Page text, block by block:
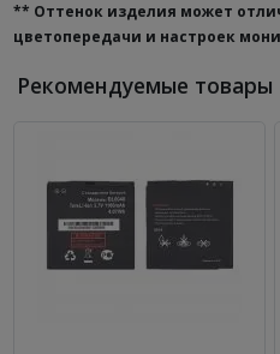
** Оттенок изделия может
цветопередачи и настроек
Рекомендуемые товары